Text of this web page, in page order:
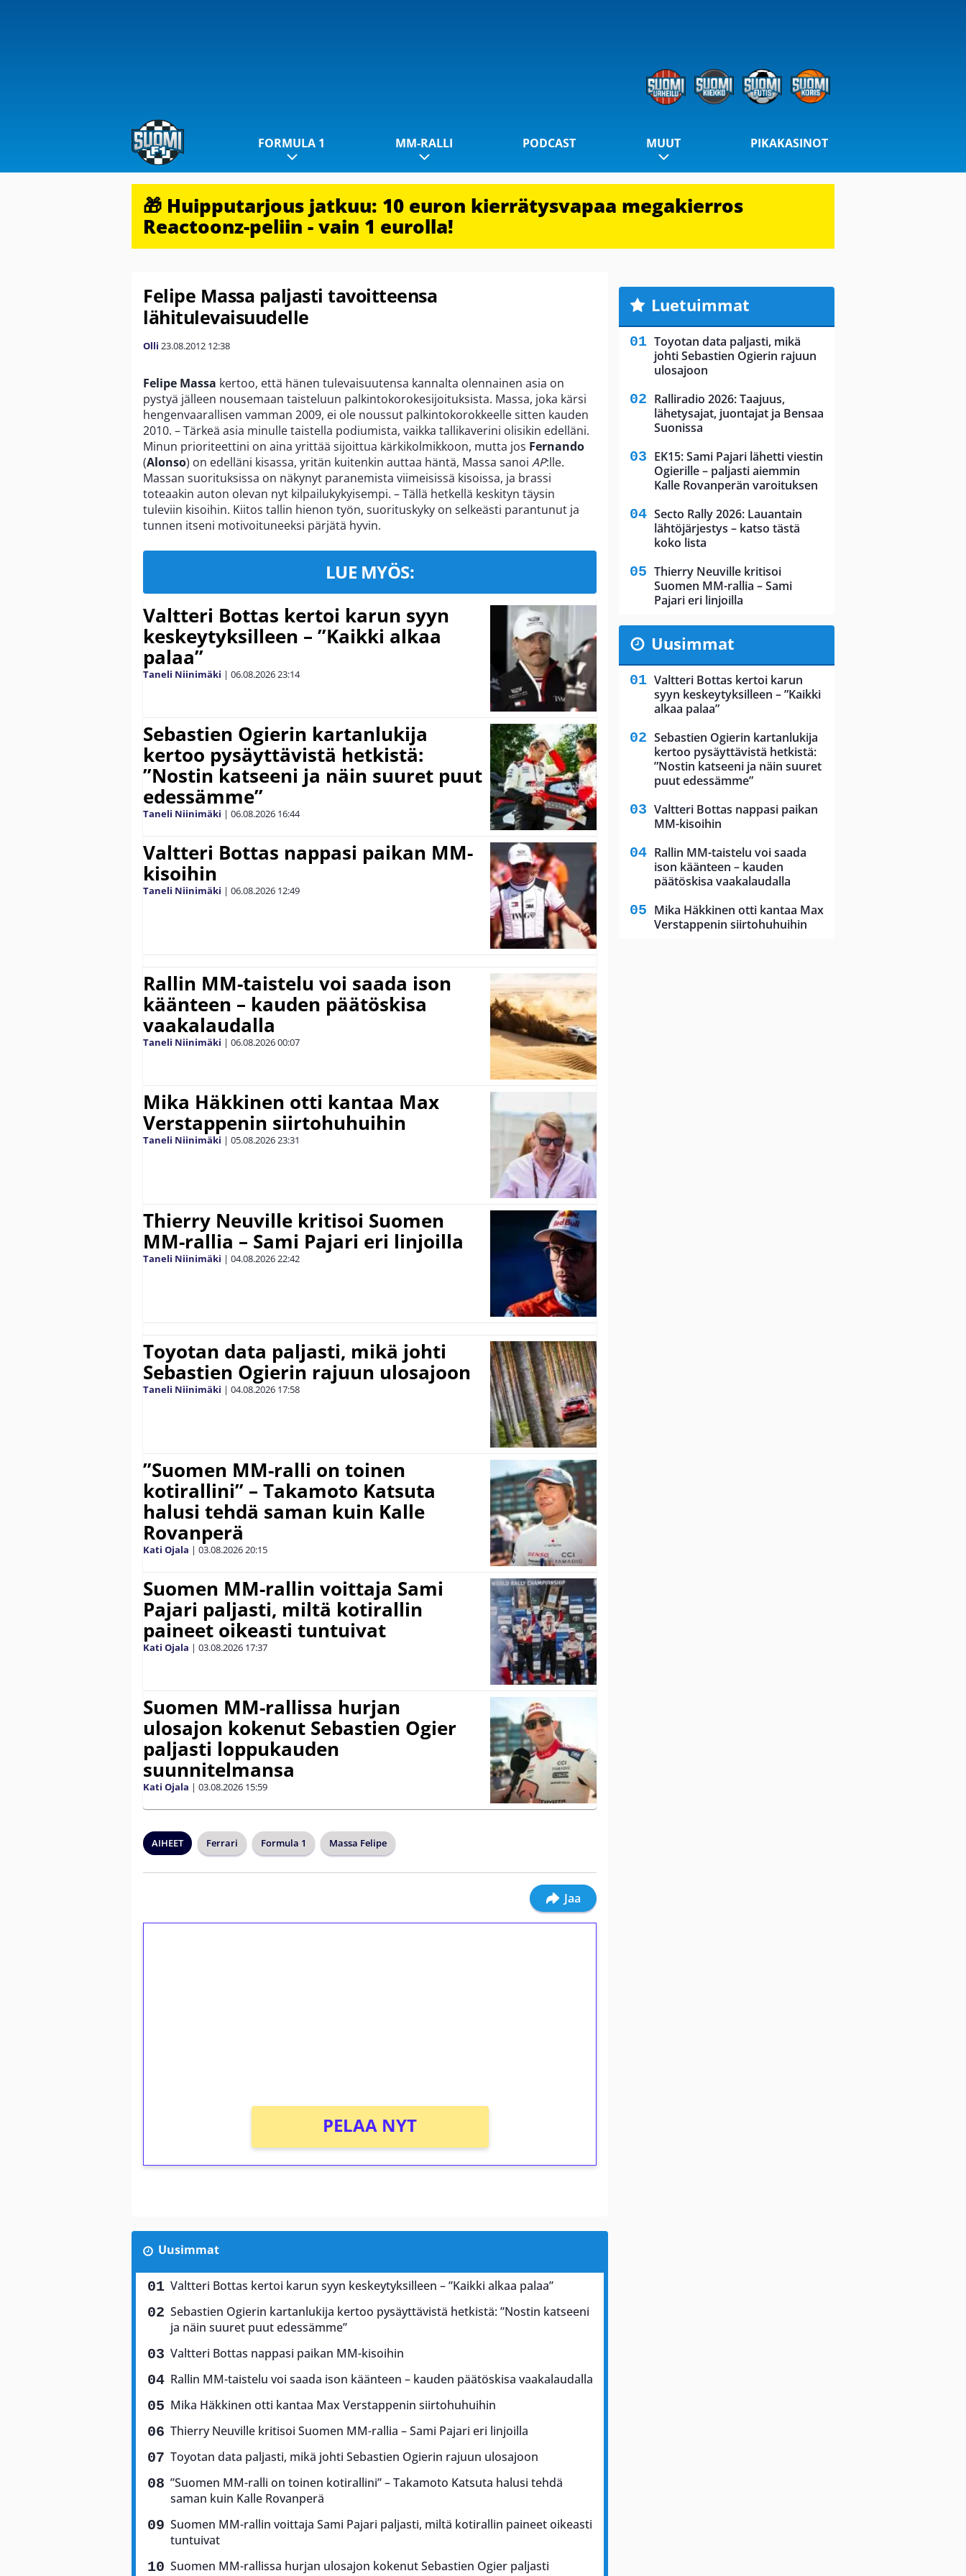
FORMULA 1 MM-RALLI PODCAST MUUT PIKAKASINOT
🎁 Huipputarjous jatkuu: 10 euron kierrätysvapaa megakierros
Reactoonz-peliin - vain 1 eurolla!
Felipe Massa paljasti tavoitteensa
lähitulevaisuudelle
Olli 23.08.2012 12:38
Felipe Massa kertoo, että hänen tulevaisuutensa kannalta olennainen asia on
pystyä jälleen nousemaan taisteluun palkintokorokesijoituksista. Massa, joka kärsi
hengenvaarallisen vamman 2009, ei ole noussut palkintokorokkeelle sitten kauden
2010. – Tärkeä asia minulle taistella podiumista, vaikka tallikaverini olisikin edelläni.
Minun prioriteettini on aina yrittää sijoittua kärkikolmikkoon, mutta jos Fernando
(Alonso) on edelläni kisassa, yritän kuitenkin auttaa häntä, Massa sanoi AP:lle.
Massan suorituksissa on näkynyt paranemista viimeisissä kisoissa, ja brassi
toteaakin auton olevan nyt kilpailukykyisempi. – Tällä hetkellä keskityn täysin
tuleviin kisoihin. Kiitos tallin hienon työn, suorituskyky on selkeästi parantunut ja
tunnen itseni motivoituneeksi pärjätä hyvin.
LUE MYÖS:
Valtteri Bottas kertoi karun syyn
keskeytyksilleen – ”Kaikki alkaa
palaa”
Taneli Niinimäki | 06.08.202623:14
Sebastien Ogierin kartanlukija
kertoo pysäyttävistä hetkistä:
”Nostin katseeni ja näin suuret puut
edessämme”
Taneli Niinimäki | 06.08.2026 16:44
Valtteri Bottas nappasi paikan MM-
kisoihin
Taneli Niinimäki | 06.08.2026 12:49
Rallin MM-taistelu voi saada ison
käänteen – kauden päätöskisa
vaakalaudalla
Taneli Niinimäki | 06.08.202600:07
Mika Häkkinen otti kantaa Max
Verstappenin siirtohuhuihin
Taneli Niinimäki | 05.08.202623:31
Thierry Neuville kritisoi Suomen
MM-rallia – Sami Pajari eri linjoilla
Taneli Niinimäki | 04.08.202622:42
Toyotan data paljasti, mikä johti
Sebastien Ogierin rajuun ulosajoon
Taneli Niinimäki | 04.08.2026 17:58
”Suomen MM-ralli on toinen
kotirallini” – Takamoto Katsuta
halusi tehdä saman kuin Kalle
Rovanperä
Kati Ojala | 03.08.202620:15
Suomen MM-rallin voittaja Sami
Pajari paljasti, miltä kotirallin
paineet oikeasti tuntuivat
Kati Ojala | 03.08.2026 17:37
Suomen MM-rallissa hurjan
ulosajon kokenut Sebastien Ogier
paljasti loppukauden
suunnitelmansa
Kati Ojala | 03.08.2026 15:59
AIHEET Ferrari Formula 1 Massa Felipe
Jaa
PELAA NYT
Uusimmat
Valtteri Bottas kertoi karun syyn keskeytyksilleen – ”Kaikki alkaa palaa”
Sebastien Ogierin kartanlukija kertoo pysäyttävistä hetkistä: ”Nostin katseeni
ja näin suuret puut edessämme”
Valtteri Bottas nappasi paikan MM-kisoihin
Rallin MM-taistelu voi saada ison käänteen – kauden päätöskisa vaakalaudalla
Mika Häkkinen otti kantaa Max Verstappenin siirtohuhuihin
Thierry Neuville kritisoi Suomen MM-rallia – Sami Pajari eri linjoilla
Toyotan data paljasti, mikä johti Sebastien Ogierin rajuun ulosajoon
”Suomen MM-ralli on toinen kotirallini” – Takamoto Katsuta halusi tehdä
saman kuin Kalle Rovanperä
Suomen MM-rallin voittaja Sami Pajari paljasti, miltä kotirallin paineet oikeasti
tuntuivat
Suomen MM-rallissa hurjan ulosajon kokenut Sebastien Ogier paljasti
Luetuimmat
Toyotan data paljasti, mikä
johti Sebastien Ogierin rajuun
ulosajoon
Ralliradio 2026: Taajuus,
lähetysajat, juontajat ja Bensaa
Suonissa
EK15: Sami Pajari lähetti viestin
Ogierille – paljasti aiemmin
Kalle Rovanperän varoituksen
Secto Rally 2026: Lauantain
lähtöjärjestys – katso tästä
koko lista
Thierry Neuville kritisoi
Suomen MM-rallia – Sami
Pajari eri linjoilla
Uusimmat
Valtteri Bottas kertoi karun
syyn keskeytyksilleen – ”Kaikki
alkaa palaa”
Sebastien Ogierin kartanlukija
kertoo pysäyttävistä hetkistä:
”Nostin katseeni ja näin suuret
puut edessämme”
Valtteri Bottas nappasi paikan
MM-kisoihin
Rallin MM-taistelu voi saada
ison käänteen – kauden
päätöskisa vaakalaudalla
Mika Häkkinen otti kantaa Max
Verstappenin siirtohuhuihin